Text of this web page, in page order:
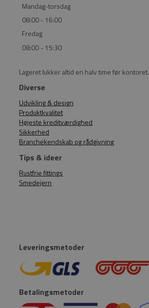
Mandag-torsdag
08:00 - 16:00
Fredag
08:00 - 15:30
Lageret lukker altid en halv time før kontoret.
Diverse
Udvikling & design
Produktkvalitet
Højeste kreditværdighed
Sikkerhed
Branchekendskab og rådgivning
Tips & ideer
Rustfrie fittings
Smedejern
Leveringsmetoder
Betalingsmetoder